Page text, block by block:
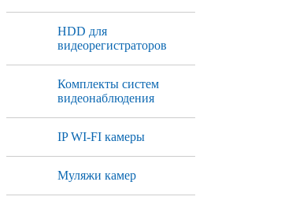
HDD для
видеорегистраторов
Комплекты систем
видеонаблюдения
IP WI-FI камеры
Муляжи камер